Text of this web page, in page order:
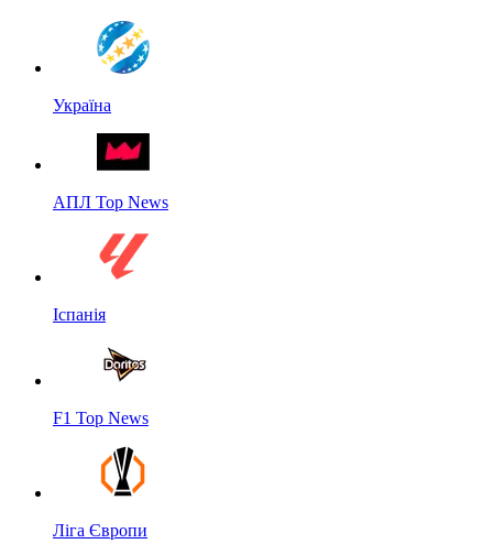
Україна
АПЛ Top News
Іспанія
F1 Top News
Ліга Європи